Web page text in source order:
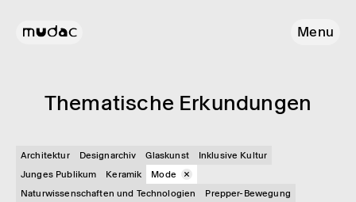
Menu
Thema­ti­sche Erkun­dun­gen
Architektur Designarchiv Glas­kunst
Inklusive Kultur
Junges Publikum
Keramik
Mode
Naturwissenschaften und Technologien
Prepper-Bewegung